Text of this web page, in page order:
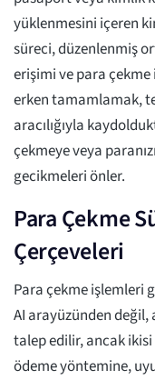
yüklenmesini içeren
süreci, düzenlenmiş
erişimi ve para
erken tamamlamak,
aracılığıyla
çekmeye veya
gecikmeleri önler.
Para Çekme
Çerçeveleri
Para çekme işlemleri
AI arayüzünden
talep edilir, ancak ikisi
ödeme yöntemine,